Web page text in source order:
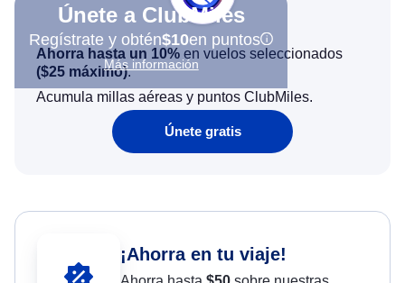
Únete a ClubMiles
Regístrate y obtén$10en puntos
Más información
Ahorra hasta un 10% en vuelos seleccionados
($25 máximo).
Acumula millas aéreas y puntos ClubMiles.
Únete gratis
¡Ahorra en tu viaje!